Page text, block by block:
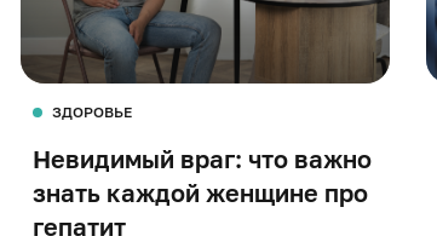
ЗДОРОВЬЕ
Невидимый враг: что важно
знать каждой женщине про
гепатит